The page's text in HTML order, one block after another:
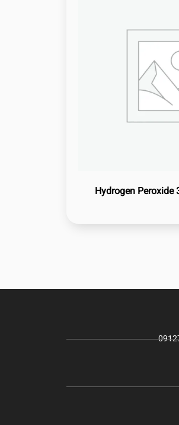
Hydrogen Peroxide